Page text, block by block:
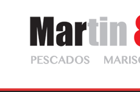
contenido